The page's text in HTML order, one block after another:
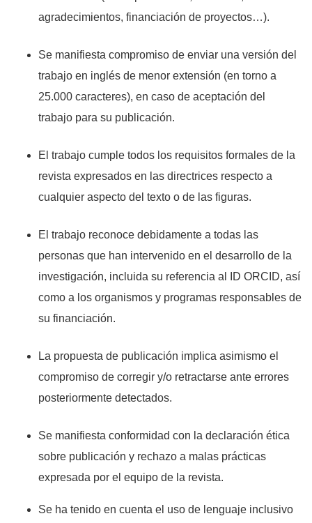
agradecimientos, financiación de proyectos…).
Se manifiesta compromiso de enviar una versión del
trabajo en inglés de menor extensión (en torno a
25.000 caracteres), en caso de aceptación del
trabajo para su publicación.
El trabajo cumple todos los requisitos formales de la
revista expresados en las directrices respecto a
cualquier aspecto del texto o de las figuras.
El trabajo reconoce debidamente a todas las
personas que han intervenido en el desarrollo de la
investigación, incluida su referencia al ID ORCID, así
como a los organismos y programas responsables de
su financiación.
La propuesta de publicación implica asimismo el
compromiso de corregir y/o retractarse ante errores
posteriormente detectados.
Se manifiesta conformidad con la declaración ética
sobre publicación y rechazo a malas prácticas
expresada por el equipo de la revista.
Se ha tenido en cuenta el uso de lenguaje inclusivo